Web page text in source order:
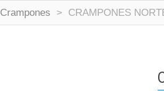
Crampones > CRAMPONES